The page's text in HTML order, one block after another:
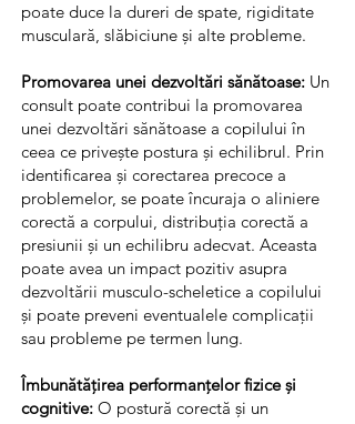
poate duce la dureri de spate, rigiditate
musculară, slăbiciune și alte probleme.
Promovarea unei dezvoltări sănătoase: Un
consult poate contribui la promovarea
unei dezvoltări sănătoase a copilului în
ceea ce privește postura și echilibrul. Prin
identificarea și corectarea precoce a
problemelor, se poate încuraja o aliniere
corectă a corpului, distribuția corectă a
presiunii și un echilibru adecvat. Aceasta
poate avea un impact pozitiv asupra
dezvoltării musculo-scheletice a copilului
și poate preveni eventualele complicații
sau probleme pe termen lung.
Îmbunătățirea performanțelor fizice și
cognitive: O postură corectă și un